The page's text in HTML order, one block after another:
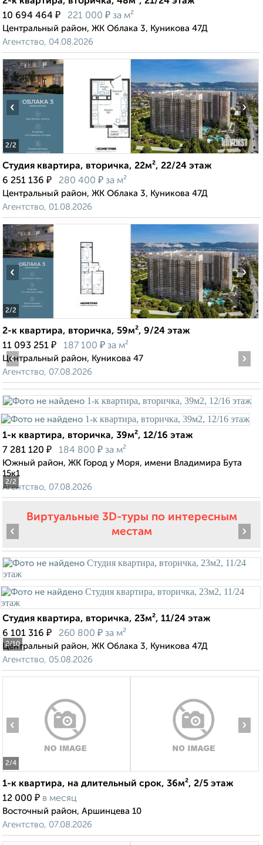
10 694 464 ₽ 221 000 ₽ за м²
Центральный район, ЖК Облака 3, Куникова 47Д
Агентство, 04.08.2026
2/2
‹ ›
Студия квартира, вторичка, 22м², 22/24 этаж
6 251 136 ₽ 280 400 ₽ за м²
Центральный район, ЖК Облака 3, Куникова 47Д
Агентство, 01.08.2026
2/2
‹ ›
2-к квартира, вторичка, 59м², 9/24 этаж
11 093 251 ₽ 187 100 ₽ за м²
Центральный район, Куникова 47
Агентство, 07.08.2026
2/2
‹ ›
1-к квартира, вторичка, 39м², 12/16 этаж
7 281 120 ₽ 184 800 ₽ за м²
Южный район, ЖК Город у Моря, имени Владимира Бута
15к1
Агентство, 07.08.2026
Виртуальные 3D-туры по интересным
местам
2/10
‹ ›
Студия квартира, вторичка, 23м², 11/24 этаж
6 101 316 ₽ 260 800 ₽ за м²
Центральный район, ЖК Облака 3, Куникова 47Д
Агентство, 05.08.2026
2/4
‹ ›
1-к квартира, на длительный срок, 36м², 2/5 этаж
12 000 ₽ в месяц
Восточный район, Аршинцева 10
Агентство, 07.08.2026